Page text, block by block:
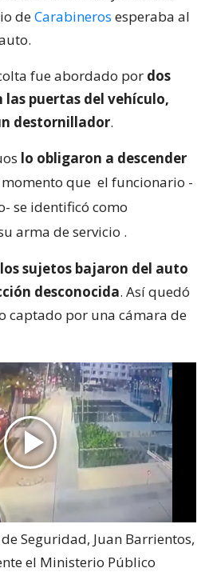
deCarabineros esperaba al
fue abordado por dos
puertas del vehículo,
destornillador.
lo obligaron a descender
momento que el funcionario -
se identificó como
arma de servicio .
los sujetos bajaron del auto
desconocida. Así quedó
captado por una cámara de
Seguridad, Juan Barrientos,
el Ministerio Público